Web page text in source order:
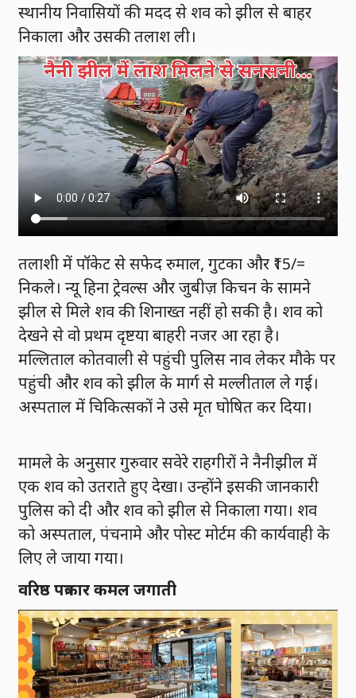
स्थानीय निवासियों की मदद से शव को झील से बाहर
निकाला और उसकी तलाश ली।
तलाशी में पॉकेट से सफेद रुमाल, गुटका और ₹15/=
निकले। न्यू हिना ट्रेवल्स और जुबीज़ किचन के सामने
झील से मिले शव की शिनाख्त नहीं हो सकी है। शव को
देखने से वो प्रथम दृष्टया बाहरी नजर आ रहा है।
मल्लिताल कोतवाली से पहुंची पुलिस नाव लेकर मौके पर
पहुंची और शव को झील के मार्ग से मल्लीताल ले गई।
अस्पताल में चिकित्सकों ने उसे मृत घोषित कर दिया।
मामले के अनुसार गुरुवार सवेरे राहगीरों ने नैनीझील में
एक शव को उतराते हुए देखा। उन्होंने इसकी जानकारी
पुलिस को दी और शव को झील से निकाला गया। शव
को अस्पताल, पंचनामे और पोस्ट मोर्टम की कार्यवाही के
लिए ले जाया गया।
वरिष्ठ पत्रकार कमल जगाती